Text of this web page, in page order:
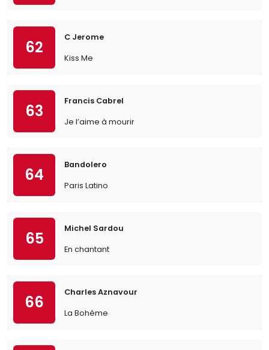
62
C Jerome
Kiss Me
63
Francis Cabrel
Je l’aime à mourir
64
Bandolero
Paris Latino
65
Michel Sardou
En chantant
66
Charles Aznavour
La Bohème